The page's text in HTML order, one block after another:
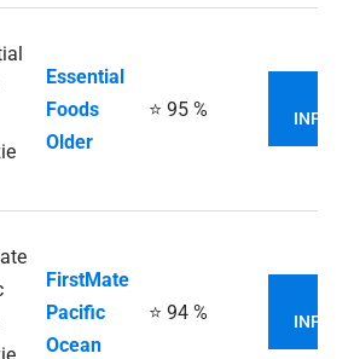
Essential
Foods
Older
⭐ 95 %
FirstMate
Pacific
Ocean
⭐ 94 %